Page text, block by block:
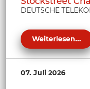
DEUTSCHE
Weiterlesen...
07. Juli 2026